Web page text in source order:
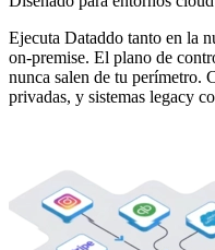
Ejecuta Dataddo tanto en la
on-premise. El plano de
nunca salen de tu perímetro.
privadas, y sistemas legacy